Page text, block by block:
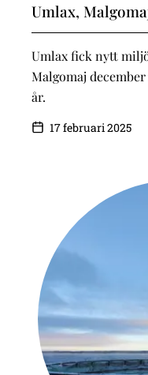
Umlax,
Umlax fick nytt
Malgomaj
år.
17 februari 2025